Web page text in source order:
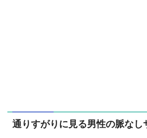
通りすがりに見る男性の脈なし